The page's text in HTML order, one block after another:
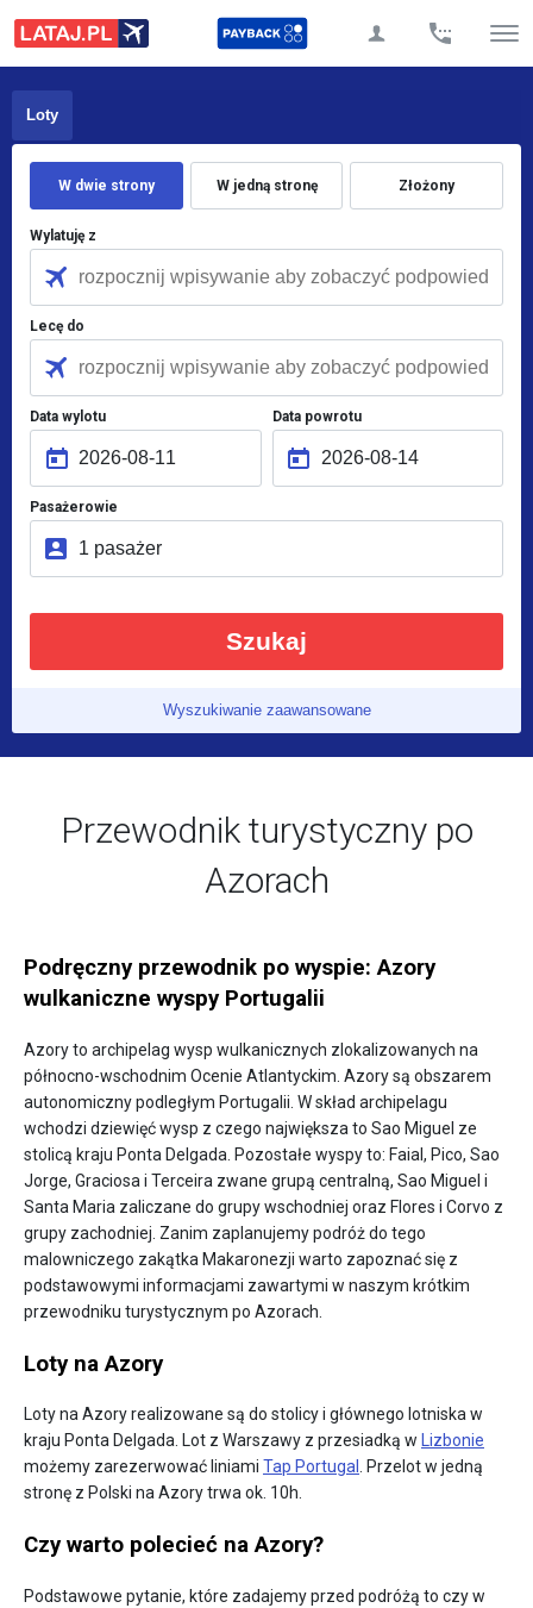
Loty
W dwie strony W jedną stronę Złożony
Wylatuję z
Lecę do
Data wylotu Data powrotu
Pasażerowie
Szukaj
Wyszukiwanie zaawansowane
Przewodnik turystyczny po
Azorach
Podręczny przewodnik po wyspie: Azory
wulkaniczne wyspy Portugalii
Azory to archipelag wysp wulkanicznych zlokalizowanych na
północno-wschodnim Ocenie Atlantyckim. Azory są obszarem
autonomiczny podległym Portugalii. W skład archipelagu
wchodzi dziewięć wysp z czego największa to Sao Miguel ze
stolicą kraju Ponta Delgada. Pozostałe wyspy to: Faial, Pico, Sao
Jorge, Graciosa i Terceira zwane grupą centralną, Sao Miguel i
Santa Maria zaliczane do grupy wschodniej oraz Flores i Corvo z
grupy zachodniej. Zanim zaplanujemy podróż do tego
malowniczego zakątka Makaronezji warto zapoznać się z
podstawowymi informacjami zawartymi w naszym krótkim
przewodniku turystycznym po Azorach.
Loty na Azory
Loty na Azory realizowane są do stolicy i głównego lotniska w
kraju Ponta Delgada. Lot z Warszawy z przesiadką w Lizbonie
możemy zarezerwować liniami Tap Portugal. Przelot w jedną
stronę z Polski na Azory trwa ok. 10h.
Czy warto polecieć na Azory?
Podstawowe pytanie, które zadajemy przed podróżą to czy w